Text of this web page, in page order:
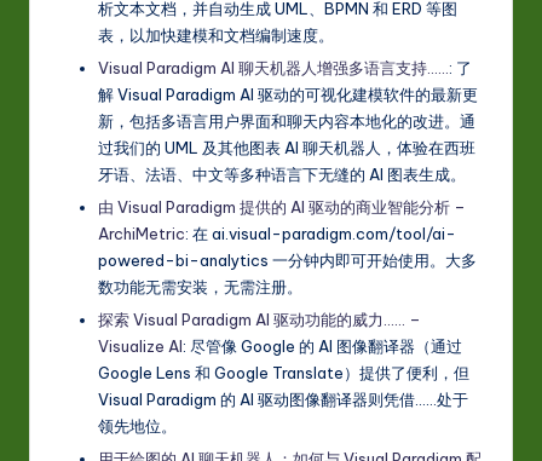
析文本文档，并自动生成 UML、BPMN 和 ERD 等图
表，以加快建模和文档编制速度。
Visual Paradigm AI 聊天机器人增强多语言支持…… : 了
解 Visual Paradigm AI 驱动的可视化建模软件的最新更
新，包括多语言用户界面和聊天内容本地化的改进。通
过我们的 UML 及其他图表 AI 聊天机器人，体验在西班
牙语、法语、中文等多种语言下无缝的 AI 图表生成。
由 Visual Paradigm 提供的 AI 驱动的商业智能分析 –
ArchiMetric: 在 ai.visual-paradigm.com/tool/ai-
powered-bi-analytics 一分钟内即可开始使用。大多
数功能无需安装，无需注册。
探索 Visual Paradigm AI 驱动功能的威力…… –
Visualize AI: 尽管像 Google 的 AI 图像翻译器（通过
Google Lens 和 Google Translate）提供了便利，但
Visual Paradigm 的 AI 驱动图像翻译器则凭借……处于
领先地位。